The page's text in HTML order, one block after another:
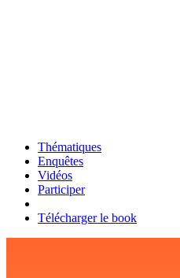
Thématiques
Enquêtes
Vidéos
Participer
Télécharger le book